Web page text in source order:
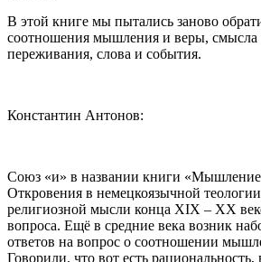
В этой книге мы пытались заново
соотношения мышления и веры, смысла
переживания, слова и события.
Константин Антонов:
Союз «и» в названии книги «Мышление
Откровения в немецкоязычной
религиозной мысли конца XIX – XX
вопроса. Ещё в средние века возник
ответов на вопрос о соотношении
Говорили, что вот есть рациональность,